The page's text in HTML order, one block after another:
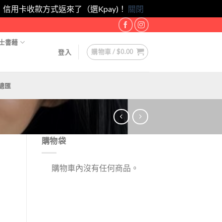
用卡收款方式返來了（選Kpay)！ 關閉
書藉
登入 購物車 /$0.00
匯
購物袋
購物車內沒有任何商品。